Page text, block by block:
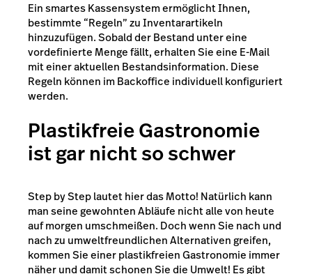
Ein smartes Kassensystem ermöglicht Ihnen,
bestimmte “Regeln” zu Inventarartikeln
hinzuzufügen. Sobald der Bestand unter eine
vordefinierte Menge fällt, erhalten Sie eine E-Mail
mit einer aktuellen Bestandsinformation. Diese
Regeln können im Backoffice individuell konfiguriert
werden.
Plastikfreie Gastronomie
ist gar nicht so schwer
Step by Step lautet hier das Motto! Natürlich kann
man seine gewohnten Abläufe nicht alle von heute
auf morgen umschmeißen. Doch wenn Sie nach und
nach zu umweltfreundlichen Alternativen greifen,
kommen Sie einer plastikfreien Gastronomie immer
näher und damit schonen Sie die Umwelt! Es gibt